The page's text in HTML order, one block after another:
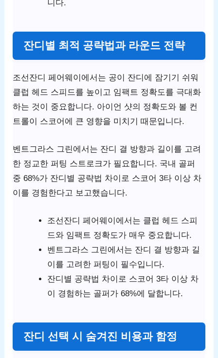
니다.
잔디별 최적 공략법과 라운드 전략
조선잔디 페어웨이에서는 공이 잔디에 잠기기 쉬워
클럽 헤드 스피드를 높이고 임팩트 정확도를 극대화
하는 것이 중요합니다. 아이언 샷의 정확도와 볼 컨
트롤이 스코어에 큰 영향을 미치기 때문입니다.
벤트그라스 그린에서는 잔디 결 방향과 길이를 고려
한 정교한 퍼팅 스트로크가 필요합니다. 국내 골퍼
중 68%가 잔디별 공략법 차이로 스코어 3타 이상 차
이를 경험한다고 보고했습니다.
조선잔디 페어웨이에서는 클럽 헤드 스피
드와 임팩트 정확도가 매우 중요합니다.
벤트그라스 그린에서는 잔디 결 방향과 길
이를 고려한 퍼팅이 필수입니다.
잔디별 공략법 차이로 스코어 3타 이상 차
이 경험하는 골퍼가 68%에 달합니다.
잔디 선택 시 숨겨진 비용과 함정